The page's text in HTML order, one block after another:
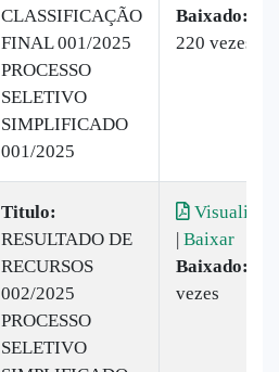
CLASSIFICAÇÃO
FINAL 001/2025
PROCESSO
SELETIVO
SIMPLIFICADO
001/2025
Baixado:
220 vezes
Titulo:
RESULTADO DE
RECURSOS
002/2025
PROCESSO
SELETIVO
Visualizar
| Baixar
Baixado:
vezes